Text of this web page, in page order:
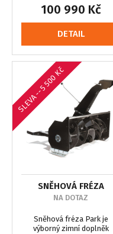
100 990 Kč
DETAIL
SLEVA --5 500 Kč
SNĚHOVÁ FRÉZA
NA DOTAZ
Sněhová fréza Park je
výborný zimní doplněk